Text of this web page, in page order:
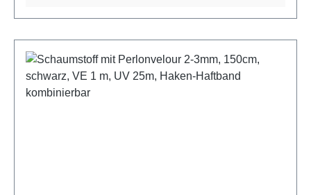
Schaums mit der Flexibilität des Vlieses.Farbe:
weißMaße: 20 m x 150 cm x 10 mm